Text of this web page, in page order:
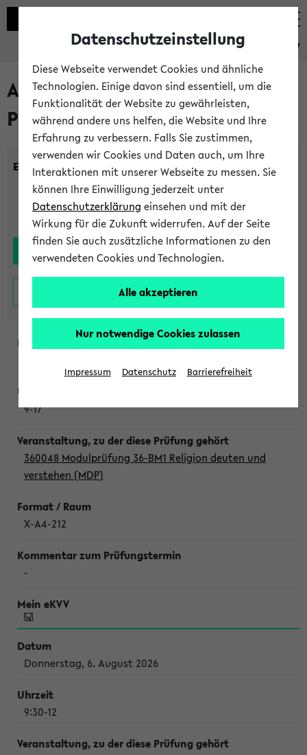
eKVV
Alle noch stattfindenden
Prüfungen
Einrichtung:
9-17
360048 Modulprüfung 36-BM1 Religion deuten und
verstehen (MDP)
X-A4-212
-
Donnerstag, 6. August 2026
9:30-12
Datenschutzeinstellung
Diese Webseite verwendet Cookies und ähnliche
Technologien. Einige davon sind essentiell, um die
Funktionalität der Website zu gewährleisten,
während andere uns helfen, die Website und Ihre
Erfahrung zu verbessern. Falls Sie zustimmen,
verwenden wir Cookies und Daten auch, um Ihre
Interaktionen mit unserer Webseite zu messen. Sie
können Ihre Einwilligung jederzeit unter
Datenschutzerklärung einsehen und mit der
Wirkung für die Zukunft widerrufen. Auf der Seite
finden Sie auch zusätzliche Informationen zu den
verwendeten Cookies und Technologien.
Alle akzeptieren
Nur notwendige Cookies zulassen
Impressum Datenschutz Barrierefreiheit